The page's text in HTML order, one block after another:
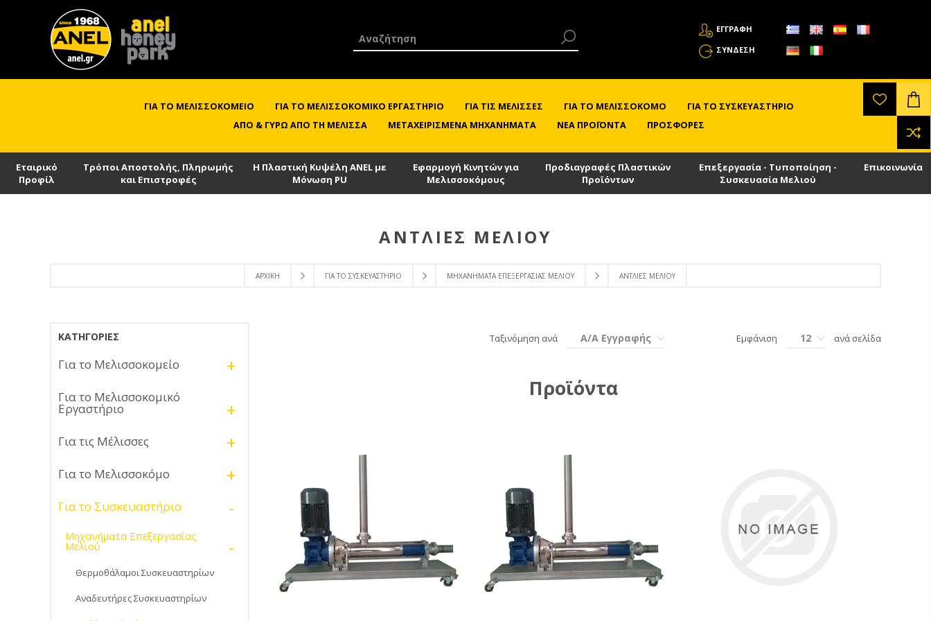
ΕΓΓΡΑΦΗ
ΣΎΝΔΕΣΗ
ΓΙΑ ΤΟ ΜΕΛΙΣΣΟΚΟΜΕΊΟ ΓΙΑ ΤΟ ΜΕΛΙΣΣΟΚΟΜΙΚΌ ΕΡΓΑΣΤΉΡΙΟ ΓΙΑ ΤΙΣ ΜΈΛΙΣΣΕΣ ΓΙΑ ΤΟ ΜΕΛΙΣΣΟΚΌΜΟ
ΓΙΑ ΤΟ ΣΥΣΚΕΥΑΣΤΉΡΙΟ
ΑΠΌ & ΓΎΡΩ ΑΠΌ ΤΗ ΜΈΛΙΣΣΑ
ΜΕΤΑΧΕΙΡΙΣΜΈΝΑ ΜΗΧΑΝΉΜΑΤΑ ΝΈΑ ΠΡΟΪΌΝΤΑ ΠΡΟΣΦΟΡΈΣ
Εταιρικό
Προφίλ
Τρόποι Αποστολής, Πληρωμής
και Επιστροφές
Η Πλαστική Κυψέλη ANEL με
Μόνωση PU
Εφαρμογή Κινητών για
Μελισσοκόμους
Προδιαγραφές Πλαστικών
Προϊόντων
Επεξεργασία - Τυποποίηση -
Συσκευασία Μελιού
Επικοινωνία
ΑΡΧΙΚΉ ΓΙΑ ΤΟ ΣΥΣΚΕΥΑΣΤΉΡΙΟ ΜΗΧΑΝΉΜΑΤΑ ΕΠΕΞΕΡΓΑΣΊΑΣ ΜΕΛΙΟΎ ΑΝΤΛΊΕΣ ΜΕΛΙΟΎ
ΑΝΤΛΊΕΣ ΜΕΛΙΟΎ
Ταξινόμηση ανά Α/Α Εγγραφής Εμφάνιση 12 ανά σελίδα
Προϊόντα
ΚΑΤΗΓΟΡΊΕΣ
Για το Μελισσοκομείο +
Για το Μελισσοκομικό
Εργαστήριο +
Για τις Μέλισσες +
Για το Μελισσοκόμο +
Για το Συσκευαστήριο -
Μηχανήματα Επεξεργασίας
Μελιού -
Θερμοθάλαμοι Συσκευαστηρίων
Αναδευτήρες Συσκευαστηρίων